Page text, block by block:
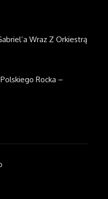
Wraz Z Orkiestrą
Rocka –